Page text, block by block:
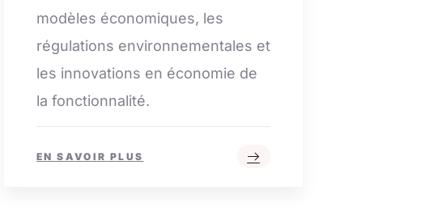
modèles économiques, les
régulations environnementales et
les innovations en économie de
la fonctionnalité.
EN SAVOIR PLUS